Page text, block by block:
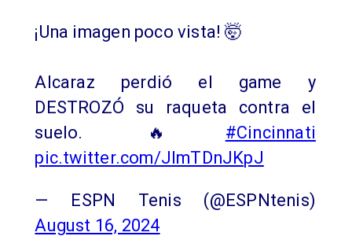
¡Una imagen poco vista! 🤯
Alcaraz perdió el game y
DESTROZÓ su raqueta contra el
suelo. 🔥 #Cincinnati
pic.twitter.com/JlmTDnJKpJ
— ESPN Tenis (@ESPNtenis)
August 16, 2024